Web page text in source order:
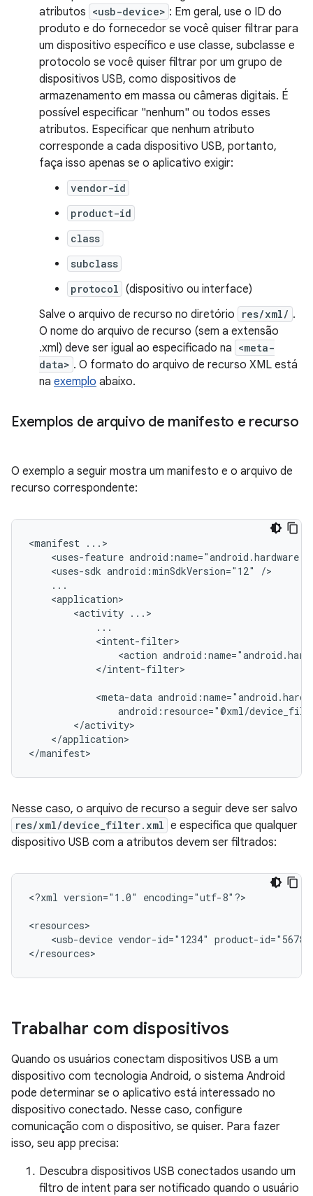
atributos <usb-device> : Em geral, use o ID do
produto e do fornecedor se você quiser filtrar para
um dispositivo específico e use classe, subclasse e
protocolo se você quiser filtrar por um grupo de
dispositivos USB, como dispositivos de
armazenamento em massa ou câmeras digitais. É
possível especificar "nenhum" ou todos esses
atributos. Especificar que nenhum atributo
corresponde a cada dispositivo USB, portanto,
faça isso apenas se o aplicativo exigir:
vendor-id
product-id
class
subclass
protocol (dispositivo ou interface)
Salve o arquivo de recurso no diretório
res/xml/ .
O nome do arquivo de recurso (sem a extensão
.xml) deve ser igual ao especificado na <meta-
data> . O formato do arquivo de recurso XML está
na exemplo abaixo.
Exemplos de arquivo de manifesto e recurso
O exemplo a seguir mostra um manifesto e o arquivo de
recurso correspondente:
<manifest
<uses-feature
<uses-sdk android:minSdkVersion="12"
<activity
<action
</intent-filter>
<meta-data
android:resource="@xml/
</application>
</manifest>
Nesse caso, o arquivo de recurso a seguir deve ser salvo
res/xml/device_filter.xml e especifica que qualquer
dispositivo USB com a atributos devem ser filtrados:
<?xml version="1.0" encoding="utf-8"?>
<usb-device vendor-id="1234" product-id="5678"
</resources>
Trabalhar com dispositivos
Quando os usuários conectam dispositivos USB a um
dispositivo com tecnologia Android, o sistema Android
pode determinar se o aplicativo está interessado no
dispositivo conectado. Nesse caso, configure
comunicação com o dispositivo, se quiser. Para fazer
isso, seu app precisa:
Descubra dispositivos USB conectados usando um
filtro de intent para ser notificado quando o usuário